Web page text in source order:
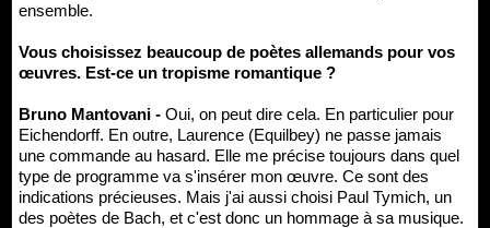
ensemble.
Vous choisissez beaucoup de poètes allemands pour vos
œuvres. Est-ce un tropisme romantique ?
Bruno Mantovani - Oui, on peut dire cela. En particulier pour
Eichendorff. En outre, Laurence (Equilbey) ne passe jamais
une commande au hasard. Elle me précise toujours dans quel
type de programme va s'insérer mon œuvre. Ce sont des
indications précieuses. Mais j'ai aussi choisi Paul Tymich, un
des poètes de Bach, et c'est donc un hommage à sa musique.